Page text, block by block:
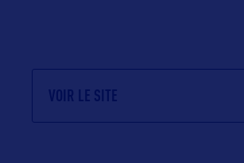
VOIR LE SITE